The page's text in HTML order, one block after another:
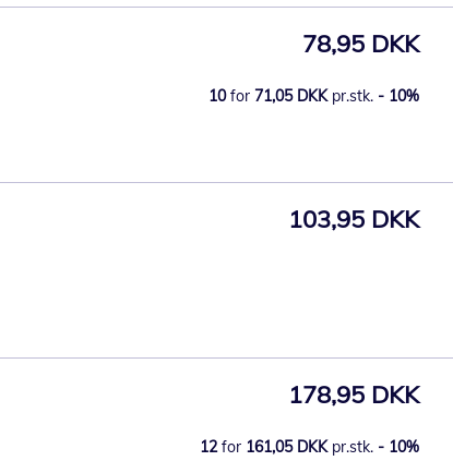
78,95 DKK
10for 71,05 DKK pr.stk. - 10%
103,95 DKK
178,95 DKK
12for 161,05 DKK pr.stk. - 10%